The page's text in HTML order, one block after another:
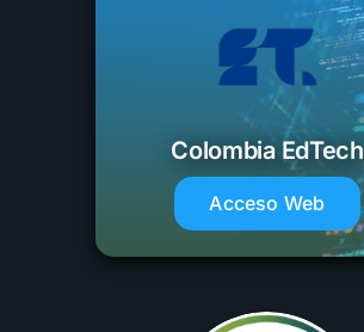
Colombia EdTech
Acceso Web